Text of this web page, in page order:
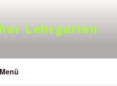
Lehrgarten
Menü